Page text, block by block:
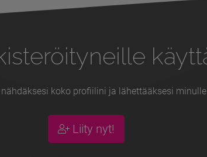
koko profiilini ja lähettääksesi
Liity nyt!